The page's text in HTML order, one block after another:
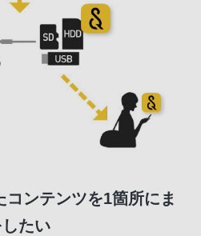
ンテンツを1箇所にま
たい